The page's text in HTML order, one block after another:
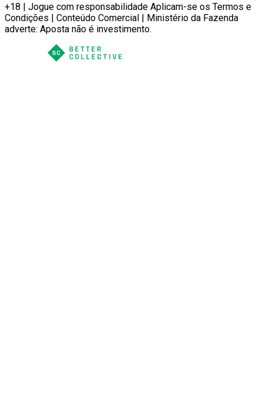
+18 | Jogue com responsabilidade Aplicam-se os Termos e
Condições | Conteúdo Comercial | Ministério da Fazenda
adverte: Aposta não é investimento.